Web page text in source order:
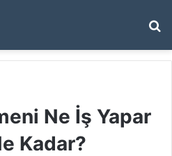
...
Ne İş Yapar
Kadar?